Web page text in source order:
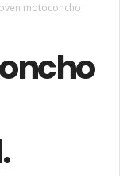
motoconcho